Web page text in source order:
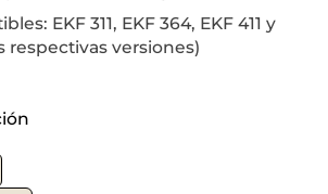
EKF 311, EKF 364, EKF 411 y
respectivas versiones)